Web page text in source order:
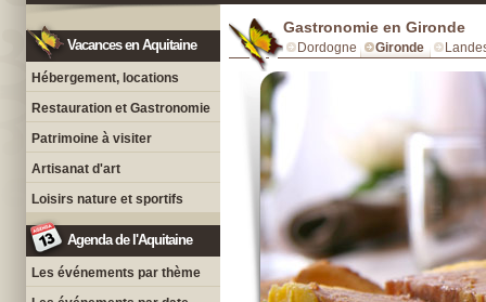
Vacances en Aquitaine
Hébergement, locations
Restauration et Gastronomie
Patrimoine à visiter
Artisanat d'art
Loisirs nature et sportifs
Agenda de l'Aquitaine
Les événements par thème
Gastronomie en Gironde
Dordogne Gironde